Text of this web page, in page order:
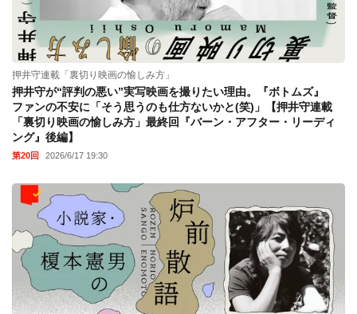
押井守連載「裏切り映画の愉しみ方」
押井守が“評判の悪い”実写映画を撮りたい理由。『ボトムズ』
ファンの不安に「そう思うのも仕方ないかと(笑)」【押井守連載
「裏切り映画の愉しみ方」最終回『バーン・アフター・リーディ
ング』後編】
第20回 2026/6/17 19:30